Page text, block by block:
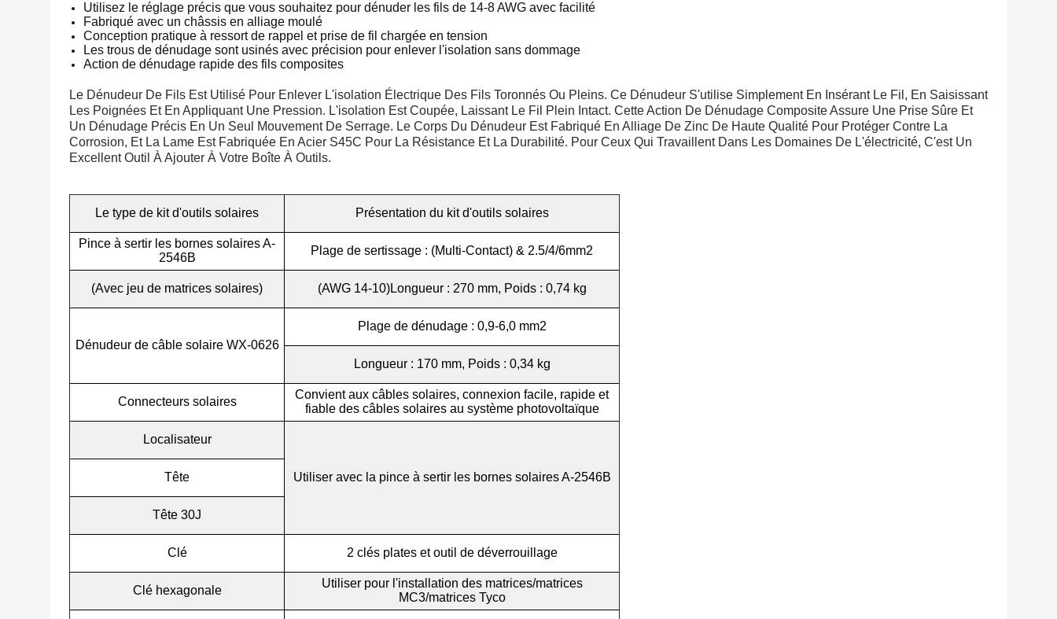
Utilisez le réglage précis que vous souhaitez pour dénuder les fils de 14-8 AWG avec facilité
Fabriqué avec un châssis en alliage moulé
Conception pratique à ressort de rappel et prise de fil chargée en tension
Les trous de dénudage sont usinés avec précision pour enlever l'isolation sans dommage
Action de dénudage rapide des fils composites
Le Dénudeur De Fils Est Utilisé Pour Enlever L'isolation Électrique Des Fils Toronnés Ou Pleins. Ce Dénudeur S'utilise Simplement En Insérant Le Fil, En Saisissant
Les Poignées Et En Appliquant Une Pression. L'isolation Est Coupée, Laissant Le Fil Plein Intact. Cette Action De Dénudage Composite Assure Une Prise Sûre Et
Un Dénudage Précis En Un Seul Mouvement De Serrage. Le Corps Du Dénudeur Est Fabriqué En Alliage De Zinc De Haute Qualité Pour Protéger Contre La
Corrosion, Et La Lame Est Fabriquée En Acier S45C Pour La Résistance Et La Durabilité. Pour Ceux Qui Travaillent Dans Les Domaines De L'électricité, C'est Un
Excellent Outil À Ajouter À Votre Boîte À Outils.
Le type de kit d'outils solaires Présentation du kit d'outils solaires
Pince à sertir les bornes solaires A-
2546B
Plage de sertissage : (Multi-Contact) & 2.5/4/6mm2
(Avec jeu de matrices solaires) (AWG 14-10)Longueur : 270 mm, Poids : 0,74 kg
Dénudeur de câble solaire WX-0626
Plage de dénudage : 0,9-6,0 mm2
Longueur : 170 mm, Poids : 0,34 kg
Connecteurs solaires
Convient aux câbles solaires, connexion facile, rapide et
fiable des câbles solaires au système photovoltaïque
Localisateur
Utiliser avec la pince à sertir les bornes solaires A-2546B
Tête
Tête 30J
Clé 2 clés plates et outil de déverrouillage
Clé hexagonale
Utiliser pour l'installation des matrices/matrices
MC3/matrices Tyco